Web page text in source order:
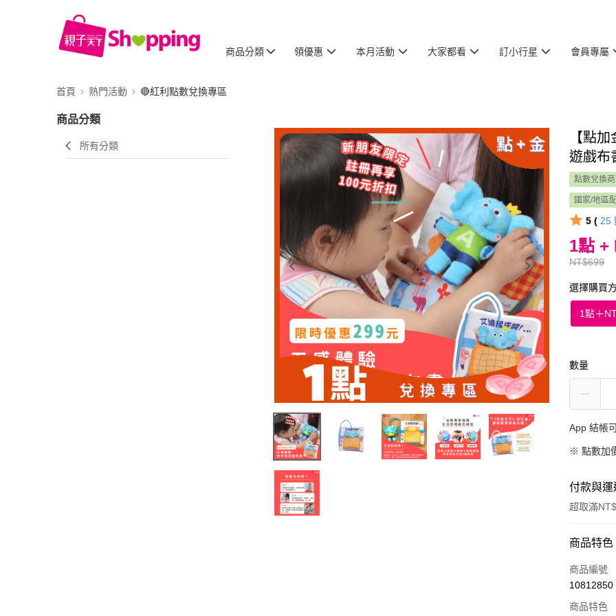
商品分類 領優惠 本月活動 大家都看 訂小行星 會員專屬
首頁 熱門活動 🔴紅利點數兌換專區
商品分類
所有分類
【點
遊戲布
點數兌換
國家/地區
5 ( 25
NT$699
1點 +
選擇購買
1點＋
數量
App 結帳
※點數加
付款與
超取滿
付款方式
信用卡一
商品特色
商品編號
10812850
商品特色